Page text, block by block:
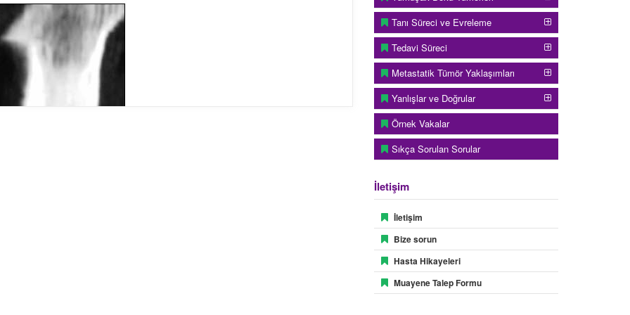
Tanı Süreci ve Evreleme
Tedavi Süreci
Metastatik Tümör Yaklaşımları
Yanlışlar ve Doğrular
Örnek Vakalar
Sıkça Sorulan Sorular
İletişim
İletişim
Bize sorun
Hasta Hikayeleri
Muayene Talep Formu